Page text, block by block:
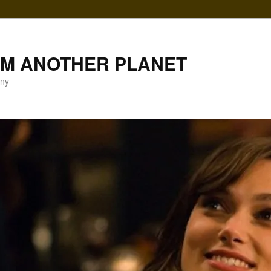
ANOTHER PLANET